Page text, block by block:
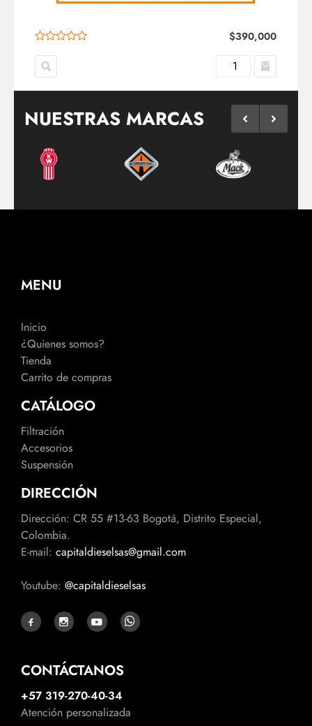
$390,000
NUESTRAS MARCAS
MENU
Inicio
¿Quienes somos?
Tienda
Carrito de compras
CATÁLOGO
Filtración
Accesorios
Suspensión
DIRECCIÓN
Dirección: CR 55 #13-63 Bogotá, Distrito Especial,
Colombia.
E-mail: capitaldieselsas@gmail.com
Youtube: @capitaldieselsas
CONTÁCTANOS
+57 319-270-40-34
Atención personalizada